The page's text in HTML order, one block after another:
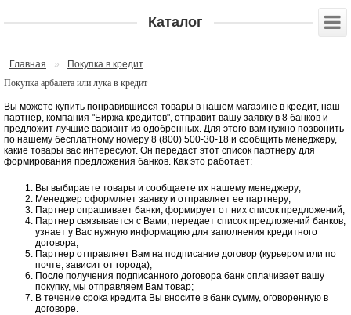
Каталог
Главная »
Покупка в кредит
Покупка арбалета или лука в кредит
Вы можете купить понравившиеся товары в нашем магазине в кредит, наш
партнер, компания "Биржа кредитов", отправит вашу заявку в 8 банков и
предложит лучшие вариант из одобренных. Для этого вам нужно позвонить
по нашему бесплатному номеру 8 (800) 500-30-18 и сообщить менеджеру,
какие товары вас интересуют. Он передаст этот список партнеру для
формирования предложения банков. Как это работает:
Вы выбираете товары и сообщаете их нашему менеджеру;
Менеджер оформляет заявку и отправляет ее партнеру;
Партнер опрашивает банки, формирует от них список предложений;
Партнер связывается с Вами, передает список предложений банков,
узнает у Вас нужную информацию для заполнения кредитного
договора;
Партнер отправляет Вам на подписание договор (курьером или по
почте, зависит от города);
После получения подписанного договора банк оплачивает вашу
покупку, мы отправляем Вам товар;
В течение срока кредита Вы вносите в банк сумму, оговоренную в
договоре.